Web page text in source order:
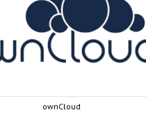
ownCloud